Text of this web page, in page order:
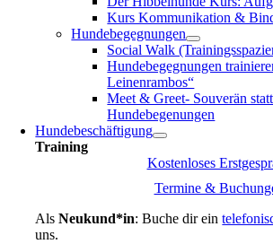
Kurs Kommunikation &
Hundebegegnungen
Social Walk
Hundebegegnungen
Leinenrambos“
Meet & Greet- Souverän
Hundebegenungen
Hundebeschäftigung
Training
Kostenloses
Termine &
AlsNeukund*in: Buche dir ein
uns.